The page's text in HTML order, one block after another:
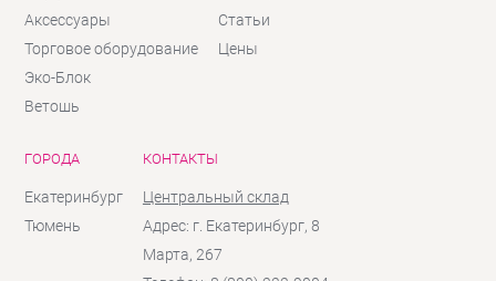
Аксессуары
Торговое оборудование
Эко-Блок
Ветошь
Статьи
Цены
ГОРОДА
Екатеринбург
Тюмень
КОНТАКТЫ
Центральный склад
Адрес: г. Екатеринбург, 8
Марта, 267